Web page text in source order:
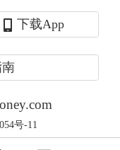
是成都宏明
称“宏明电
股份有限公
受理日期为
申万宏源
下载App
号-11